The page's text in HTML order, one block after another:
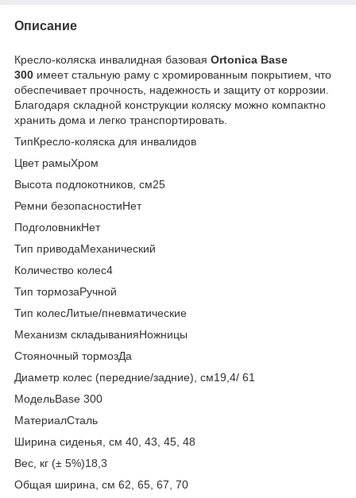
Описание
Кресло-коляска инвалидная базовая Ortonica Base
300 имеет стальную раму с хромированным покрытием, что
обеспечивает прочность, надежность и защиту от коррозии.
Благодаря складной конструкции коляску можно компактно
хранить дома и легко транспортировать.
ТипКресло-коляска для инвалидов
Цвет рамыХром
Высота подлокотников, см25
Ремни безопасностиНет
ПодголовникНет
Тип приводаМеханический
Количество колес4
Тип тормозаРучной
Тип колесЛитые/пневматические
Механизм складыванияНожницы
Стояночный тормозДа
Диаметр колес (передние/задние), см19,4/ 61
МодельBase 300
МатериалСталь
Ширина сиденья, см 40, 43, 45, 48
Вес, кг (± 5%)18,3
Общая ширина, см 62, 65, 67, 70